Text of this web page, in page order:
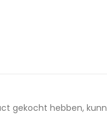
gekocht hebben,